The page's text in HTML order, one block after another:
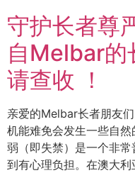
守护长者尊
自Melbar的
请查收 ！
亲爱的Melbar长者朋友
机能难免会发生一些自
弱（即失禁）是一个非
到有心理负担。在澳大